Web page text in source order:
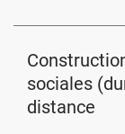
sociales
distance